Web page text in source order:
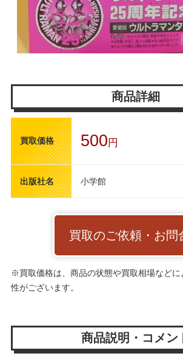
商品詳細
買取価格 500 円
出版社名 小学館
買取のご依頼・お問
※買取価格は、商品の状態や買取相場などに
性がございます。
商品説明・コメン